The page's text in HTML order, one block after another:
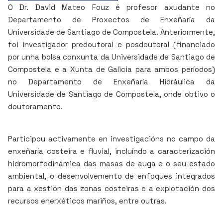
O Dr. David Mateo Fouz é profesor axudante no
Departamento de Proxectos de Enxeñaría da
Universidade de Santiago de Compostela. Anteriormente,
foi investigador predoutoral e posdoutoral (financiado
por unha bolsa conxunta da Universidade de Santiago de
Compostela e a Xunta de Galicia para ambos períodos)
no Departamento de Enxeñaría Hidráulica da
Universidade de Santiago de Compostela, onde obtivo o
doutoramento.
Participou activamente en investigacións no campo da
enxeñaría costeira e fluvial, incluíndo a caracterización
hidromorfodinámica das masas de auga e o seu estado
ambiental, o desenvolvemento de enfoques integrados
para a xestión das zonas costeiras e a explotación dos
recursos enerxéticos mariños, entre outras.